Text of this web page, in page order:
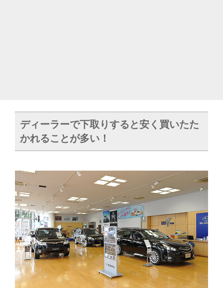
ディーラーで下取りすると安く買いたた
かれることが多い！